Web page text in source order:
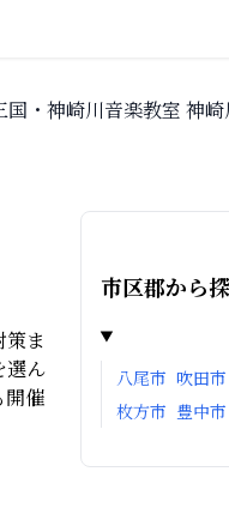
国・神崎川音楽教室 神
ま
選ん
開催
市区郡から
八尾市 吹田市
枚方市 豊中市